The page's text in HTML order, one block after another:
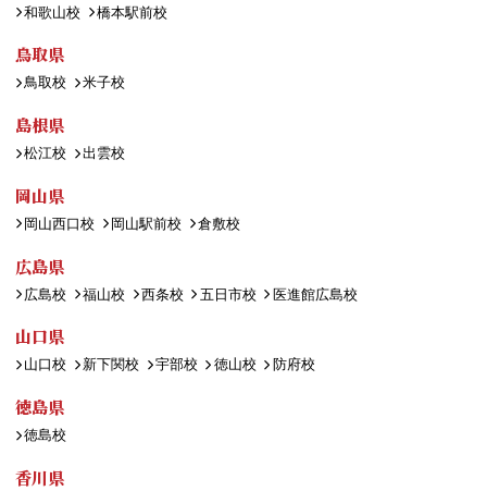
和歌山校 橋本駅前校
鳥取県
鳥取校 米子校
島根県
松江校 出雲校
岡山県
岡山西口校 岡山駅前校 倉敷校
広島県
広島校 福山校 西条校 五日市校 医進館広島校
山口県
山口校 新下関校 宇部校 徳山校 防府校
徳島県
徳島校
香川県